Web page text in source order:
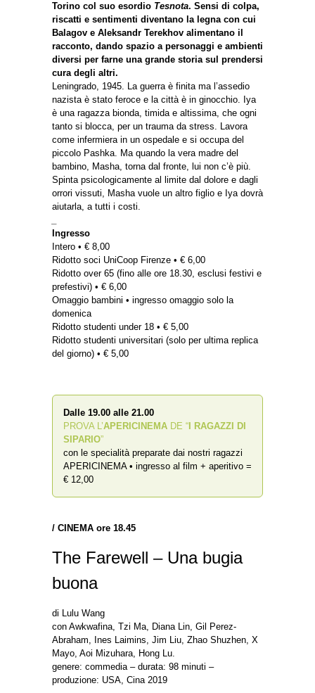
Torino col suo esordio Tesnota. Sensi di colpa,
riscatti e sentimenti diventano la legna con cui
Balagov e Aleksandr Terekhov alimentano il
racconto, dando spazio a personaggi e ambienti
diversi per farne una grande storia sul prendersi
cura degli altri.
Leningrado, 1945. La guerra è finita ma l’assedio
nazista è stato feroce e la città è in ginocchio. Iya
è una ragazza bionda, timida e altissima, che ogni
tanto si blocca, per un trauma da stress. Lavora
come infermiera in un ospedale e si occupa del
piccolo Pashka. Ma quando la vera madre del
bambino, Masha, torna dal fronte, lui non c’è più.
Spinta psicologicamente al limite dal dolore e dagli
orrori vissuti, Masha vuole un altro figlio e Iya dovrà
aiutarla, a tutti i costi.
Ingresso
Intero • € 8,00
Ridotto soci UniCoop Firenze • € 6,00
Ridotto over 65 (fino alle ore 18.30, esclusi festivi e
prefestivi) • € 6,00
Omaggio bambini • ingresso omaggio solo la
domenica
Ridotto studenti under 18 • € 5,00
Ridotto studenti universitari (solo per ultima replica
del giorno) • € 5,00
Dalle 19.00 alle 21.00
PROVA L’APERICINEMA DE “ I RAGAZZI DI
SIPARIO”
con le specialità preparate dai nostri ragazzi
APERICINEMA • ingresso al film + aperitivo =
€ 12,00
/ CINEMA ore 18.45
The Farewell – Una bugia
buona
di Lulu Wang
con Awkwafina, Tzi Ma, Diana Lin, Gil Perez-
Abraham, Ines Laimins, Jim Liu, Zhao Shuzhen, X
Mayo, Aoi Mizuhara, Hong Lu.
genere: commedia – durata: 98 minuti –
produzione: USA, Cina 2019